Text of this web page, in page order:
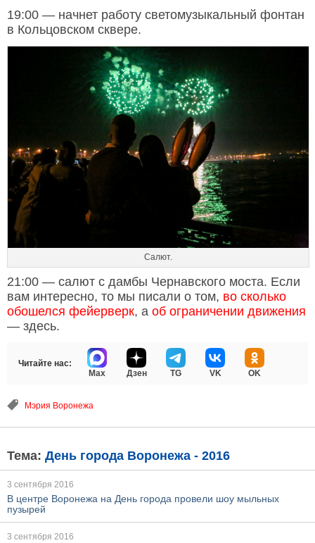
19:00 — начнет работу светомузыкальный фонтан
в Кольцовском сквере.
Салют.
21:00 — салют с дамбы Чернавского моста. Если
вам интересно, то мы писали о том, во сколько
обошелся фейерверк, а об ограничении движения
— здесь.
Читайте нас:
Max
Дзен TG VK OK
Мэрия Воронежа
Тема: День города Воронежа - 2016
3 сентября 2016
В центре Воронежа на День города провели шоу мыльных
пузырей
3 сентября 2016